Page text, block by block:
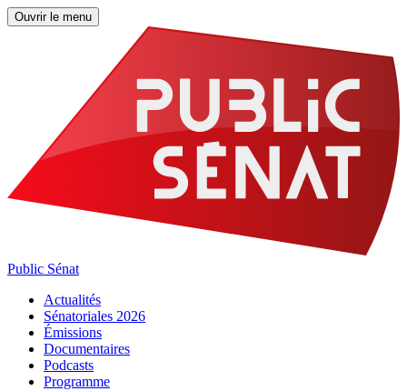
Ouvrir le menu
Public Sénat
Actualités
Sénatoriales 2026
Émissions
Documentaires
Podcasts
Programme